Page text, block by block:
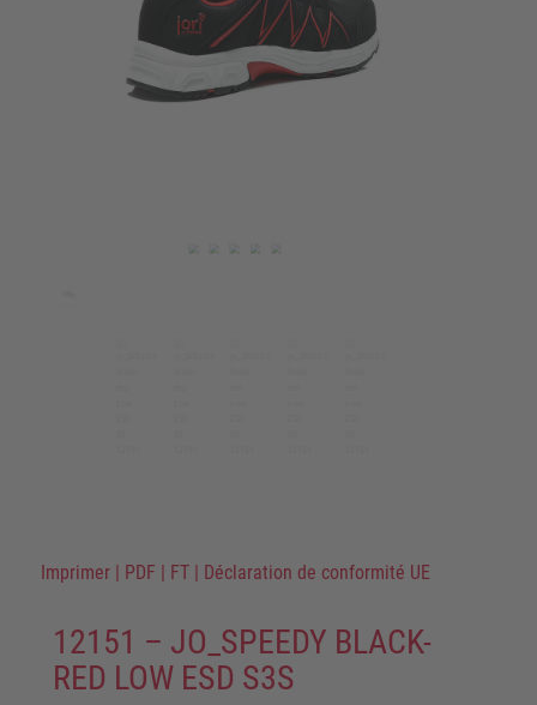
Imprimer | PDF | FT | Déclaration de conformité UE
12151 – JO_SPEEDY BLACK-
RED LOW ESD S3S